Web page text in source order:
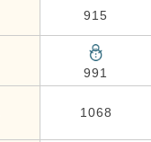
915
991
1068